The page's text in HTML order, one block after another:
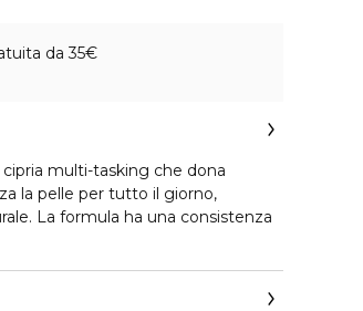
da 35€
multi-tasking che dona
la pelle per tutto il giorno,
La formula ha una consistenza